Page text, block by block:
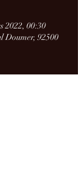
2022, 00:30
Doumer, 92500